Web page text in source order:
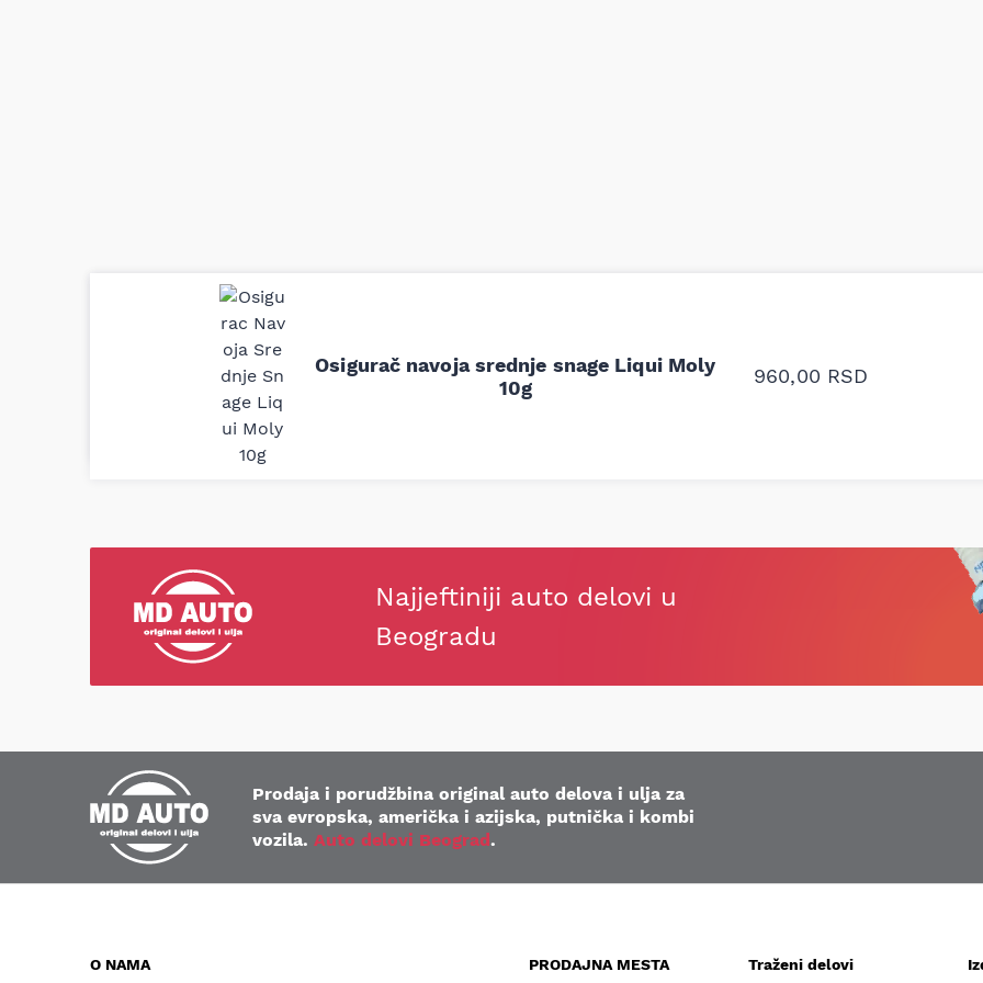
Osigurač navoja srednje snage Liqui Moly
10g
960,00 RSD
Uporedila sam sve moguće online prodavnice auto delova i
definitivno najbolje cene su ovde. Kupila sam više puta auto
delove iz MD Auto. Uvek dobra preporuka za proizvođača i
odgovarajuću opremu. Sve pohvale!
Svetlana Večerinović, Beograd (Opel Astra)
ali me je Miloš
proizvođača.
Stefan Savić, Beograd
Najjeftiniji auto delovi u
Beogradu
Prodaja i porudžbina original auto delova i ulja za
sva evropska, američka i azijska, putnička i kombi
vozila. Auto delovi Beograd.
O NAMA PRODAJNA MESTA Traženi delovi